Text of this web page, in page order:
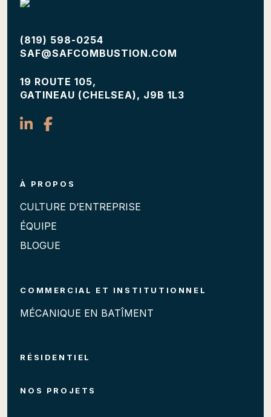
(819) 598-0254
SAF@SAFCOMBUSTION.COM
19 ROUTE 105,
GATINEAU (CHELSEA), J9B 1L3
À PROPOS
CULTURE D’ENTREPRISE
ÉQUIPE
BLOGUE
COMMERCIAL ET INSTITUTIONNEL
MÉCANIQUE EN BATÎMENT
RÉSIDENTIEL
NOS PROJETS